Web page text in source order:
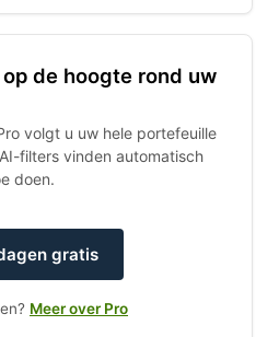
de hoogte rond uw
volgt u uw hele portefeuille
filters vinden automatisch
doen.
gratis
Meer over Pro